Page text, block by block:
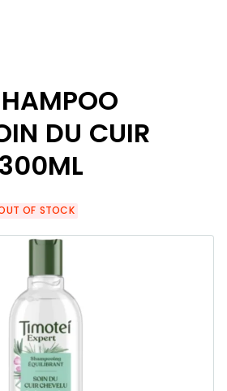
DU CUIR
OF STOCK